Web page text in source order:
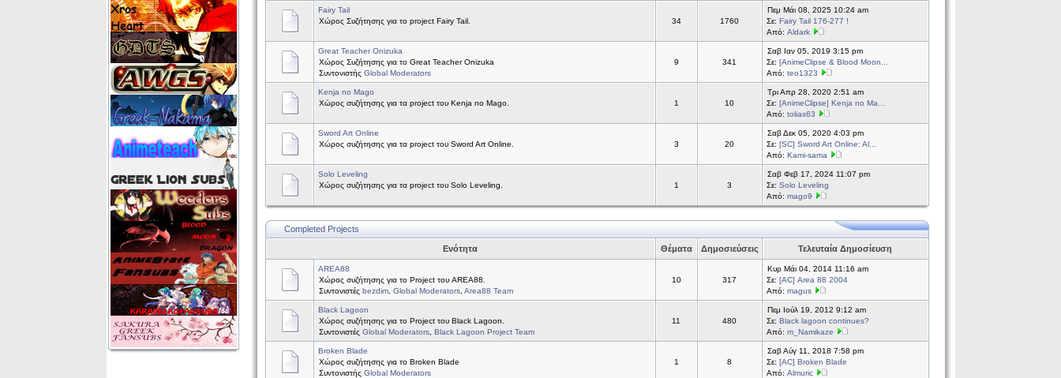
Fairy Tail
Χώρος Συζήτησης για το project Fairy Tail.
34 1760
Πεμ Μάι 08, 2025 10:24 am
Σε: Fairy Tail 176-277 !
Από: Aldark
Great Teacher Onizuka
Χώρος Συζήτησης για το Great Teacher Onizuka
Συντονιστής Global Moderators
9 341
Σαβ Ιαν 05, 2019 3:15 pm
Σε: [AnimeClipse & Blood Moon...
Από: teo1323
Kenja no Mago
Χώρος συζήτησης για τα project του Kenja no Mago.
1 10
Τρι Απρ 28, 2020 2:51 am
Σε: [AnimeClipse] Kenja no Ma...
Από: tolias63
Sword Art Online
Χώρος συζήτησης για τα project του Sword Art Online.
3 20
Σαβ Δεκ 05, 2020 4:03 pm
Σε: [SC] Sword Art Online: Al...
Από: Kami-sama
Solo Leveling
Χώρος συζήτησης για τα project του Solo Leveling.
1 3
Σαβ Φεβ 17, 2024 11:07 pm
Σε: Solo Leveling
Από: mago9
Completed Projects
Ενότητα Θέματα Δημοσιεύσεις Τελευταία Δημοσίευση
AREA88
Χώρος συζήτησης για το Project του AREA88.
Συντονιστές bezdim, Global Moderators, Area88 Team
10 317
Κυρ Μάι 04, 2014 11:16 am
Σε: [AC] Area 88 2004
Από: magus
Black Lagoon
Χώρος συζήτησης για το Project του Black Lagoon.
Συντονιστές Global Moderators, Black Lagoon Project Team
11 480
Πεμ Ιούλ 19, 2012 9:12 am
Σε: Black lagoon continues?
Από: m_Namikaze
Broken Blade
Χώρος συζήτησης για το Broken Blade
Συντονιστής Global Moderators
1 8
Σαβ Αύγ 11, 2018 7:58 pm
Σε: [AC] Broken Blade
Από: Almuric